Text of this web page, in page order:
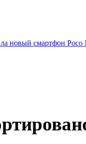
новый смартфон